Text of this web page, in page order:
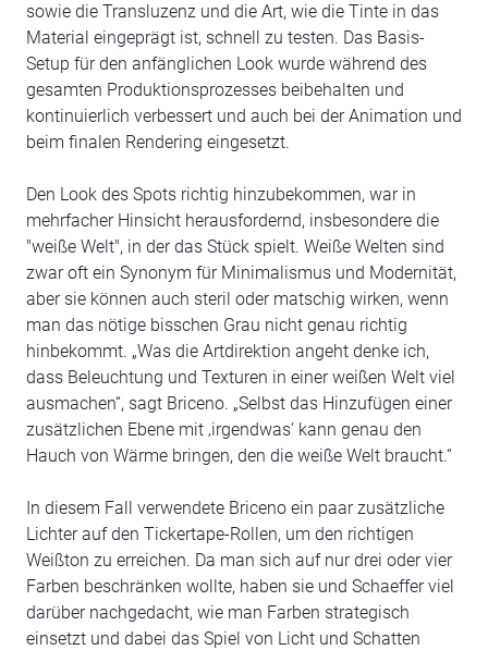
sowie die Transluzenz und die Art, wie die Tinte in das
Material eingeprägt ist, schnell zu testen. Das Basis-
Setup für den anfänglichen Look wurde während des
gesamten Produktionsprozesses beibehalten und
kontinuierlich verbessert und auch bei der Animation und
beim finalen Rendering eingesetzt.
Den Look des Spots richtig hinzubekommen, war in
mehrfacher Hinsicht herausfordernd, insbesondere die
"weiße Welt", in der das Stück spielt. Weiße Welten sind
zwar oft ein Synonym für Minimalismus und Modernität,
aber sie können auch steril oder matschig wirken, wenn
man das nötige bisschen Grau nicht genau richtig
hinbekommt. „Was die Artdirektion angeht denke ich,
dass Beleuchtung und Texturen in einer weißen Welt viel
ausmachen“, sagt Briceno. „Selbst das Hinzufügen einer
zusätzlichen Ebene mit ‚irgendwas‘ kann genau den
Hauch von Wärme bringen, den die weiße Welt braucht.“
In diesem Fall verwendete Briceno ein paar zusätzliche
Lichter auf den Tickertape-Rollen, um den richtigen
Weißton zu erreichen. Da man sich auf nur drei oder vier
Farben beschränken wollte, haben sie und Schaeffer viel
darüber nachgedacht, wie man Farben strategisch
einsetzt und dabei das Spiel von Licht und Schatten